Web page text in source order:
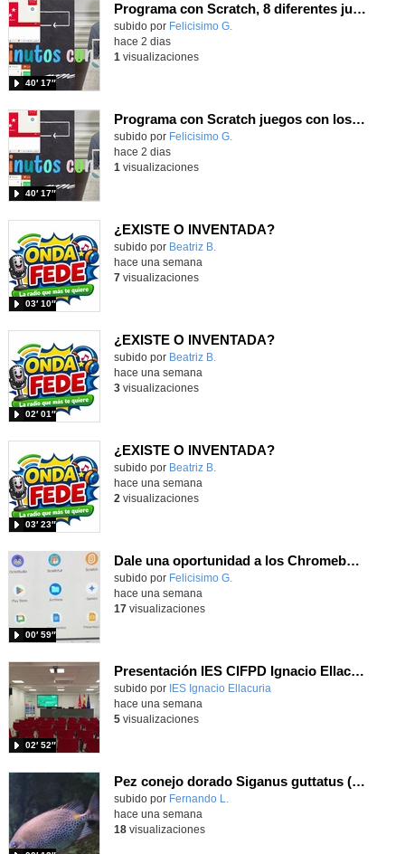
Programa con Scratch, 8 diferentes juegos para vivir la emoción de los partidos de España en el mundial 2026
Contenido educativo.
subido por Felicisimo G.
40′ 17″
hace 2 dias
1 visualizaciones
Programa con Scratch juegos con los partidos del mundial 2026 ganados por España
Contenido educativo.
subido por Felicisimo G.
40′ 17″
hace 2 dias
1 visualizaciones
¿EXISTE O INVENTADA?
Contenido educativo.
subido por Beatriz B.
03′ 10″
hace una semana
7visualizaciones
¿EXISTE O INVENTADA?
Contenido educativo.
subido por Beatriz B.
02′ 01″
hace una semana
3visualizaciones
¿EXISTE O INVENTADA?
Contenido educativo.
subido por Beatriz B.
03′ 23″
hace una semana
2 visualizaciones
Dale una oportunidad a los Chromebooks y utiliza un proyector para realizar talleres si no tienes pantallas táctiles
Contenido educativo.
subido por Felicisimo G.
00′ 59″
hace una semana
17visualizaciones
Presentación IES CIFPD Ignacio Ellacuría
Contenido educativo.
subido por IES Ignacio Ellacuria
02′ 52″
hace una semana
5visualizaciones
Pez conejo dorado Siganus guttatus (Bloch, 1786)
Contenido educativo.
subido por Fernando L.
hace una semana
18visualizaciones